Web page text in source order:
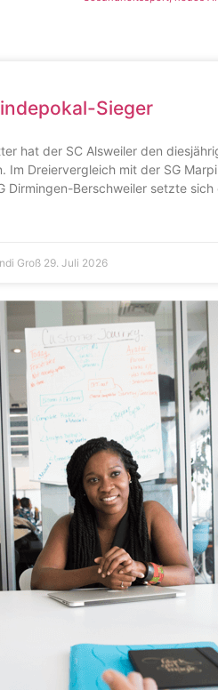
Sieger
hat der SC Alsweiler den
Im Dreiervergleich mit der SG
Dirmingen-Berschweiler setzte sich
Groß 29. Juli 2026